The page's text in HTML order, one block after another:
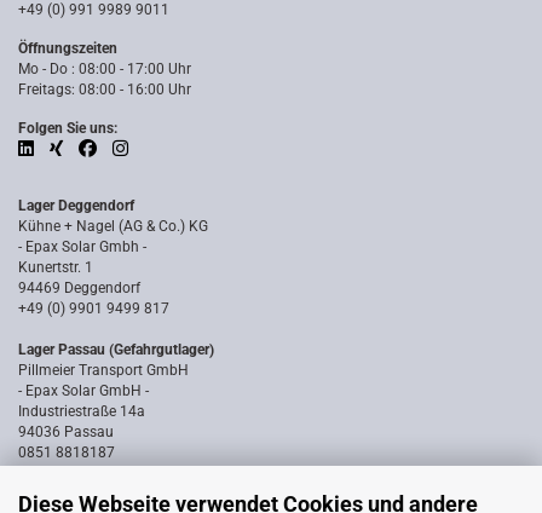
Diese Webseite verwendet Cookies und andere
+49 (0) 991 9989 9011
Öffnungszeiten
Mo - Do : 08:00 - 17:00 Uhr
Freitags: 08:00 - 16:00 Uhr
Folgen Sie uns:
Lager Deggendorf
Kühne + Nagel (AG & Co.) KG
- Epax Solar Gmbh -
Kunertstr. 1
94469 Deggendorf
+49 (0) 9901 9499 817
Lager Passau (Gefahrgutlager)
Pillmeier Transport GmbH
- Epax Solar GmbH -
Industriestraße 14a
94036 Passau
0851 8818187